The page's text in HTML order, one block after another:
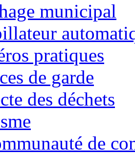
municipal
pratiques
de garde
des déchets
de